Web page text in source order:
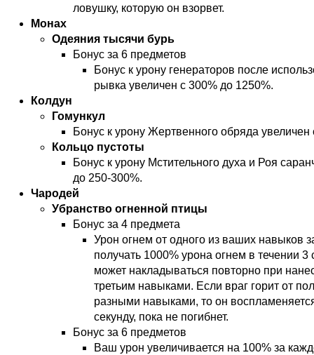
ловушку, которую он взорвет.
Монах
Одеяния тысячи бурь
Бонус за 6 предметов
Бонус к урону генераторов после
рывка увеличен с 300% до 1250%.
Колдун
Гомункул
Бонус к урону Жертвенного обряда
Кольцо пустоты
Бонус к урону Мстительного духа и Роя
до 250-300%.
Чародей
Убранство огненной птицы
Бонус за 4 предмета
Урон огнем от одного из ваших навыков
получать 1000% урона огнем в течении
может накладываться повторно при
третьим навыками. Если враг горит от
разными навыками, то он
секунду, пока не погибнет.
Бонус за 6 предметов
Ваш урон увеличивается на 100% за